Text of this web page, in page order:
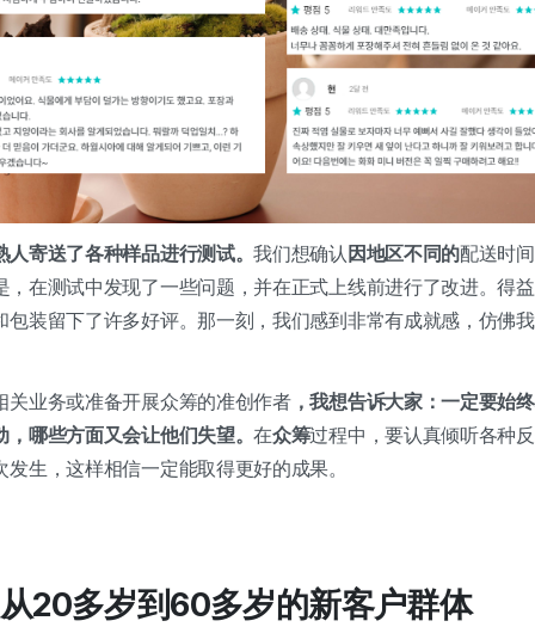
人寄送了各种样品进行测试。我们想确认 因地区不同的配送时
，在测试中发现了一些问题，并在正式上线前进行了改进。得
包装留下了许多好评。那一刻，我们感到非常有成就感，仿佛
关业务或准备开展众筹的准创作者，我想告诉大家：一定要始
，哪些方面又会让他们失望。在众筹过程中，要认真倾听各种
生，这样相信一定能取得更好的成果。
20多岁到60多岁的新客户群体